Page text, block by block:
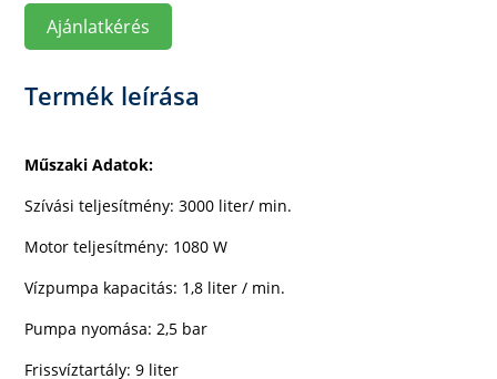
Ajánlatkérés
Termék leírása
Műszaki Adatok:
Szívási teljesítmény: 3000 liter/ min.
Motor teljesítmény: 1080 W
Vízpumpa kapacitás: 1,8 liter / min.
Pumpa nyomása: 2,5 bar
Frissvíztartály: 9 liter